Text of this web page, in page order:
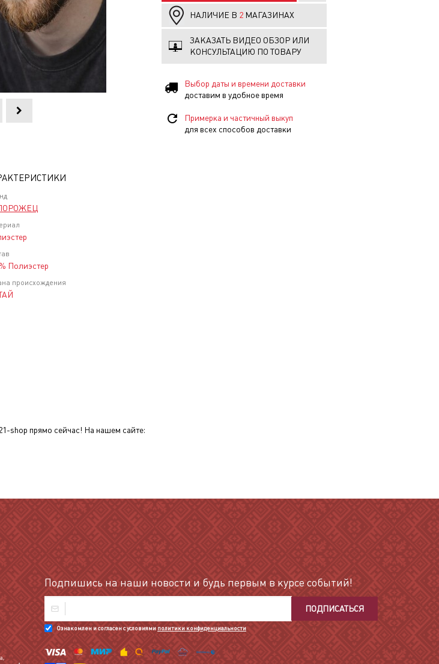
НАЛИЧИЕ В 2 МАГАЗИНАХ
ЗАКАЗАТЬ ВИДЕО ОБЗОР ИЛИ
КОНСУЛЬТАЦИЮ ПО ТОВАРУ
Выбор даты и времени доставки
доставим в удобное время
Примерка и частичный выкуп
для всех способов доставки
Полиэстер
происхождения
shop прямо сейчас! На нашем сайте:
Подпишись на наши новости и будь первым в курсе событий!
ПОДПИСАТЬСЯ
Ознакомлен и согласен с условиямиполитики конфиденциальности